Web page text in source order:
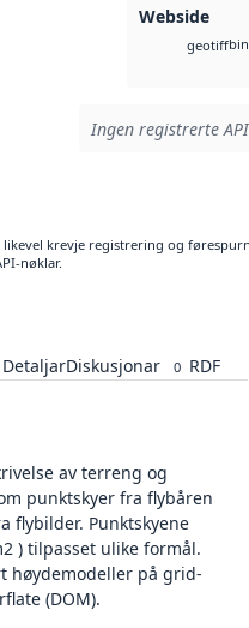
Webside
geotiffbin
Ingen registrerte
krevje registrering og
nøklar.
DetaljarDiskusjonar 0 RDF
av terreng og
punktskyer fra flybåren
flybilder. Punktskyene
) tilpasset ulike formål.
høydemodeller på grid-
(DOM).